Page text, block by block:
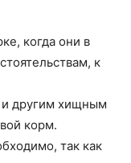
когда они в
к
и другим хищным
корм.
так как